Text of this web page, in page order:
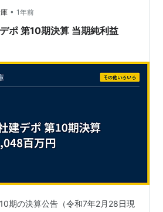
固い素材にしっかり物を固定する
秀アイテムなのです。とはい…
• 1年前
ポ 第10期決算 当期純利益
期の決算公告（令和7年2月28日現